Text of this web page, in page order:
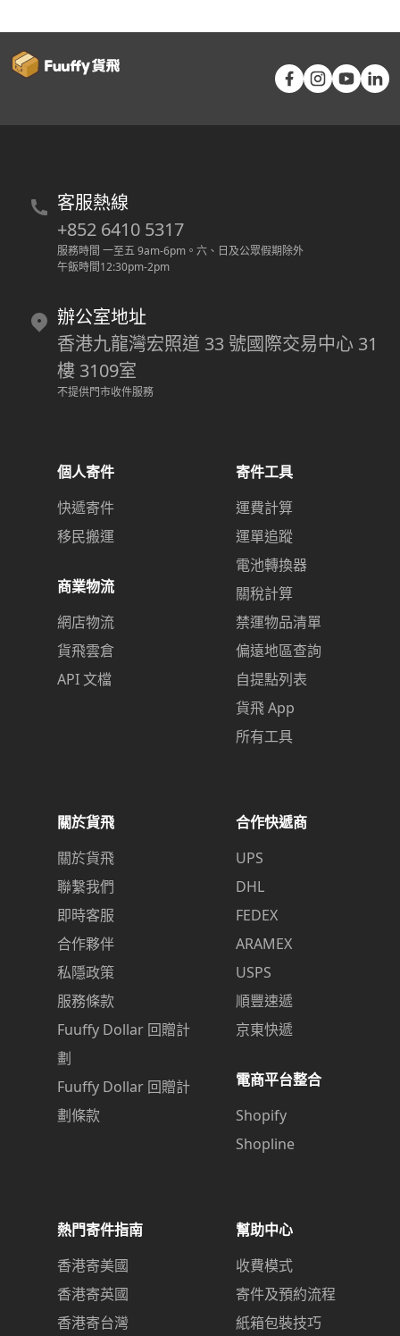
客服熱線
+852 6410 5317
服務時間 一至五 9am-6pm 。 六、日及公眾假期除外
午飯時間12:30pm-2pm
辦公室地址
香港九龍灣宏照道 33 號國際交易中心 31
樓 3109室
不提供門市收件服務
個人寄件
快遞寄件
移民搬運
商業物流
網店物流
貨飛雲倉
API 文檔
寄件工具
運費計算
運單追蹤
電池轉換器
關稅計算
禁運物品清單
偏遠地區查詢
自提點列表
貨飛 App
所有工具
關於貨飛
關於貨飛
聯繫我們
即時客服
合作夥伴
私隱政策
服務條款
Fuuffy Dollar 回贈計
劃
Fuuffy Dollar 回贈計
劃條款
合作快遞商
UPS
DHL
FEDEX
ARAMEX
USPS
順豐速遞
京東快遞
電商平台整合
Shopify
Shopline
熱門寄件指南
香港寄美國
香港寄英國
香港寄台灣
幫助中心
收費模式
寄件及預約流程
紙箱包裝技巧